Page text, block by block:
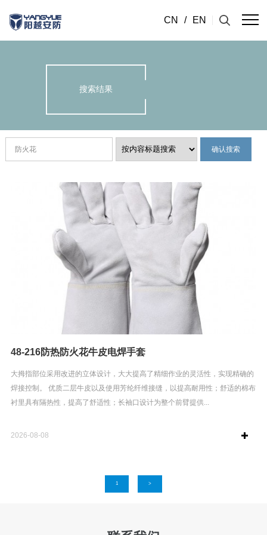
CN / EN
搜索结果
48-216防热防火花牛皮电焊手套
大拇指部位采用改进的立体设计，大大提高了精细作业的灵活性，实现精确的
焊接控制。 优质二层牛皮以及使用芳纶纤维接缝，以提高耐用性；舒适的棉布
衬里具有隔热性，提高了舒适性；长袖口设计为整个前臂提供...
2026-08-08
1 >